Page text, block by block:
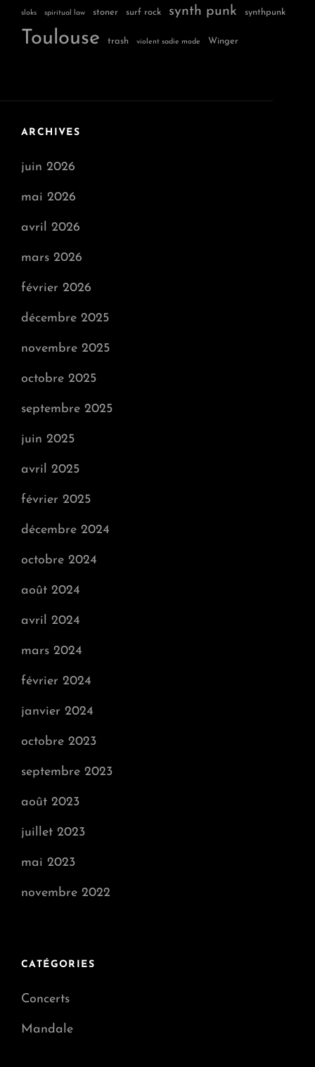
sloks spiritual law stoner surf rock synth punk synthpunk
Toulouse trash violent sadie mode Winger
ARCHIVES
juin 2026
mai 2026
avril 2026
mars 2026
février 2026
décembre 2025
novembre 2025
octobre 2025
septembre 2025
juin 2025
avril 2025
février 2025
décembre 2024
octobre 2024
août 2024
avril 2024
mars 2024
février 2024
janvier 2024
octobre 2023
septembre 2023
août 2023
juillet 2023
mai 2023
novembre 2022
CATÉGORIES
Concerts
Mandale